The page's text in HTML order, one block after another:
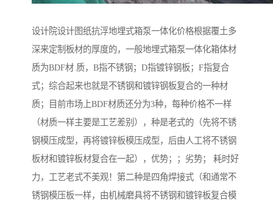
设计院设计图纸抗浮地埋式箱泵一体化价格根据覆土多
深来定制板材的厚度的，一般地埋式箱泵一体化箱体材
质为BDF材 质，B指不锈钢；D指镀锌钢板；F指复合
式；综合起来也就是不锈钢和镀锌钢板复合的一种材
质；目前市场上BDF材质还分为3种，每种价格不一样
（材质一样主要是工艺差别），种是老式的（先将不锈
钢模压成型，再将镀锌板模压成型，后由人工将不锈钢
板材和镀锌板材复合在一起），优势；；劣势； 耗时好
力，工艺老式不美观！第二种是四角焊接式（和通常不
锈钢模压板一样，由机械磨具将不锈钢和镀锌板复合模